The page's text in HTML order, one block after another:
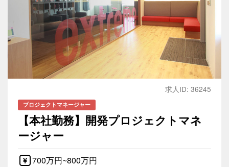
求人ID: 36245
プロジェクトマネージャー
【本社勤務】開発プロジェクトマネ
ージャー
700万円~800万円